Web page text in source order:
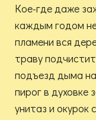
Кое-где даже
каждым годом
пламени вся
траву
подъезд дыма
пирог в духовке
унитаз и окурок